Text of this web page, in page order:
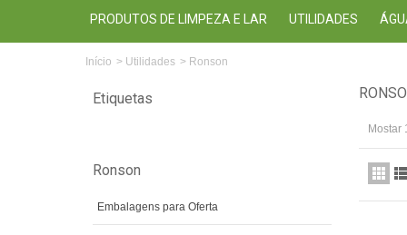
PRODUTOS DE LIMPEZA E LAR UTILIDADES
Início > Utilidades > Ronson
Etiquetas
Ronson
Embalagens para Oferta
Mostar